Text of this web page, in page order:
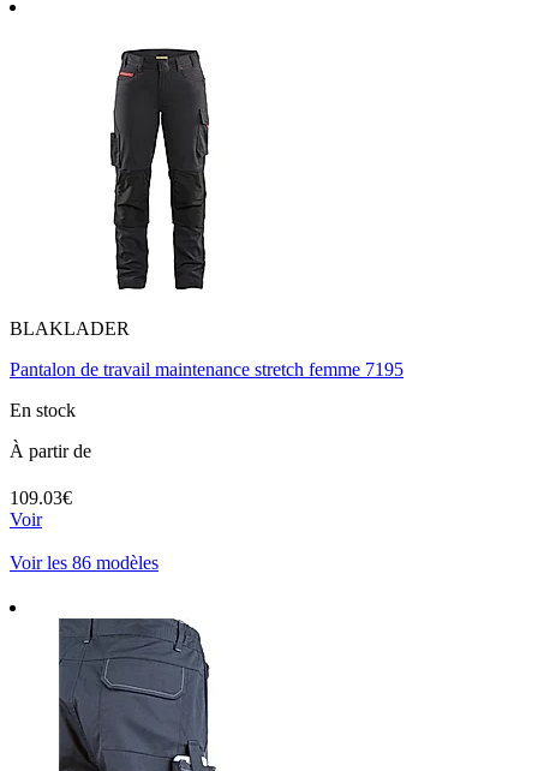
BLAKLADER
Pantalon de travail maintenance stretch femme 7195
En stock
À partir de
109.03€
Voir
Voir les 86 modèles